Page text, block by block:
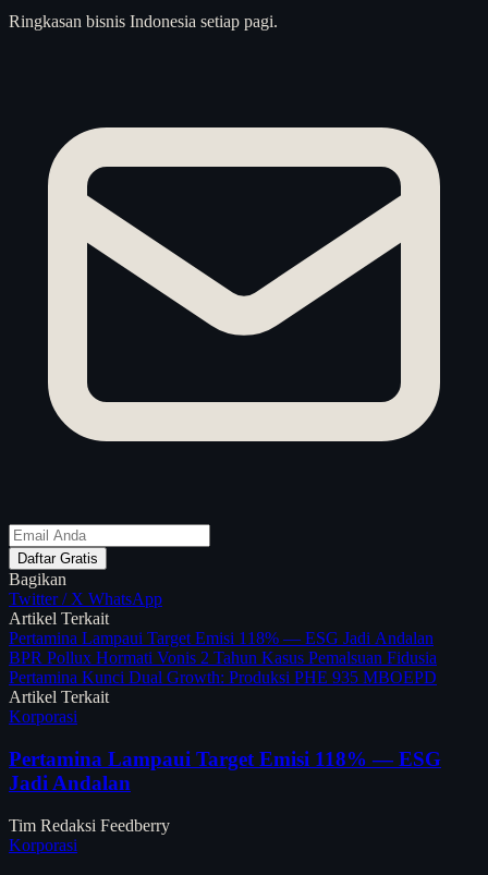
Ringkasan bisnis Indonesia setiap pagi.
Daftar Gratis
Bagikan
Twitter / X WhatsApp
Artikel Terkait
Pertamina Lampaui Target Emisi 118% — ESG Jadi Andalan
BPR Pollux Hormati Vonis 2 Tahun Kasus Pemalsuan Fidusia
Pertamina Kunci Dual Growth: Produksi PHE 935 MBOEPD
Artikel Terkait
Korporasi
Pertamina Lampaui Target Emisi 118% — ESG
Jadi Andalan
Tim Redaksi Feedberry
Korporasi